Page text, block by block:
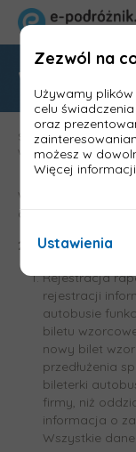
Wersja 1.50j
Strona główna>
wymagania i
W aktualizacji
o biletach em-
25.05.2026
Rejestracja
rejestracji
autobusie
biletu
nowy bilet
przedłużenia
bileterki
firmy, niż
informacja o
Wszystkie
Zezwól na
Używamy
celu
oraz
możesz w
Więcej
Ustawienia